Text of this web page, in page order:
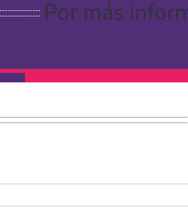
Por más